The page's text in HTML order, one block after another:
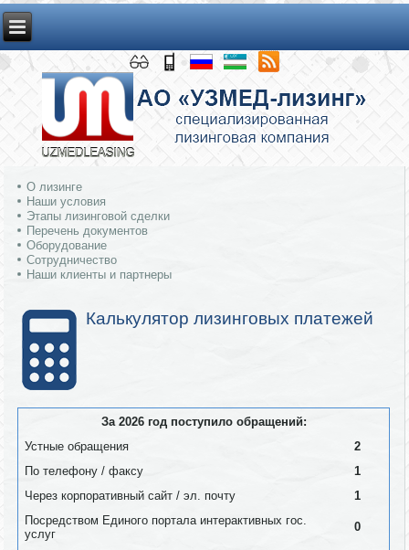
О лизинге
Наши условия
Этапы лизинговой сделки
Перечень документов
Оборудование
Сотрудничество
Наши клиенты и партнеры
Калькулятор лизинговых платежей
За 2026 год поступило обращений:
Устные обращения
2
По телефону / факсу
1
Через корпоративный сайт / эл. почту
1
Посредством Единого портала интерактивных гос.
услуг
0